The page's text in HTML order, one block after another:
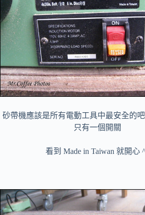
砂帶機應該是所有電動工具中最安全的
只有一個開關
看到 Made in Taiwan 就開心